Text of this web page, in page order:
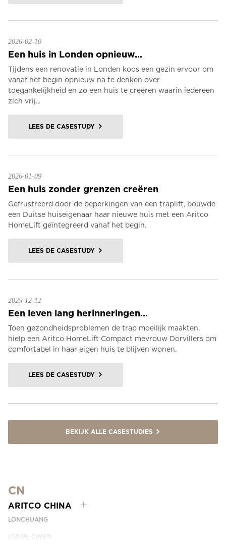
2026-02-10
Een huis in Londen opnieuw...
Tijdens een renovatie in Londen koos een gezin ervoor om
vanaf het begin opnieuw na te denken over
toegankelijkheid en zo een huis te creëren waarin iedereen
zich vrij...
LEES DE CASESTUDY
2026-01-09
Een huis zonder grenzen creëren
Gefrustreerd door de beperkingen van een traplift, bouwde
een Duitse huiseigenaar haar nieuwe huis met een Aritco
HomeLift geïntegreerd vanaf het begin.
LEES DE CASESTUDY
2025-12-12
Een leven lang herinneringen...
Toen gezondheidsproblemen de trap moeilijk maakten,
hielp een Aritco HomeLift Compact mevrouw Dorvillers om
comfortabel in haar eigen huis te blijven wonen.
LEES DE CASESTUDY
BEKIJK ALLE CASESTUDIES
CN
ARITCO CHINA
LONCHUANG
LG059, CIMEN